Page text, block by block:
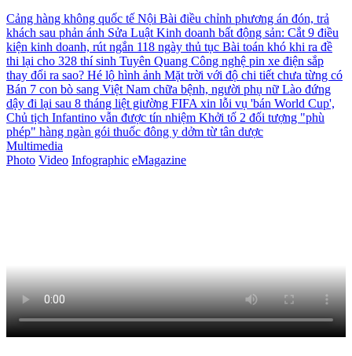
Cảng hàng không quốc tế Nội Bài điều chỉnh phương án đón, trả
khách sau phản ánh Sửa Luật Kinh doanh bất động sản: Cắt 9 điều
kiện kinh doanh, rút ngắn 118 ngày thủ tục Bài toán khó khi ra đề
thi lại cho 328 thí sinh Tuyên Quang Công nghệ pin xe điện sắp
thay đổi ra sao? Hé lộ hình ảnh Mặt trời với độ chi tiết chưa từng có
Bán 7 con bò sang Việt Nam chữa bệnh, người phụ nữ Lào đứng
dậy đi lại sau 8 tháng liệt giường FIFA xin lỗi vụ 'bán World Cup',
Chủ tịch Infantino vẫn được tín nhiệm Khởi tố 2 đối tượng "phù
phép" hàng ngàn gói thuốc đông y dởm từ tân dược
Multimedia
Photo Video Infographic eMagazine